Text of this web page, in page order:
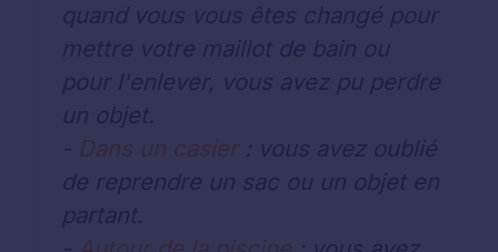
quand vous vous êtes changé pour
mettre votre maillot de bain ou
pour l'enlever, vous avez pu perdre
un objet.
- Dans un casier: vous avez oublié
de reprendre un sac ou un objet en
partant.